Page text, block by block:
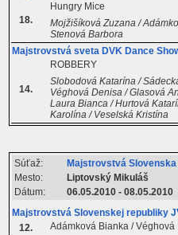
18.
Hungry Mice
Mojžišíková Zuzana /
Stenová Barbora
Majstrovstvá sveta DVK Dance
14.
ROBBERY
Slobodová Katarína /
Véghová Denisa / Glasová
Laura Bianca / Hurtová
Karolína / Veselská Kristína
Súťaž:
Majstrovstvá Slovenska
Mesto:
Liptovský Mikuláš
Dátum:
06.05.2010 - 08.05.2010
Majstrovstvá Slovenskej republiky
12.
Adámková Bianka / Véghová